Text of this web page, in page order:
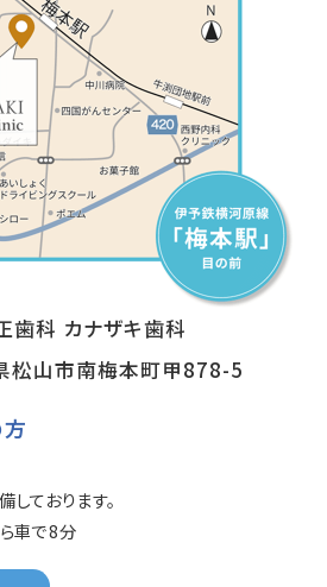
歯科 カナザキ歯科
松山市南梅本町甲878-5
ております。
車で8分